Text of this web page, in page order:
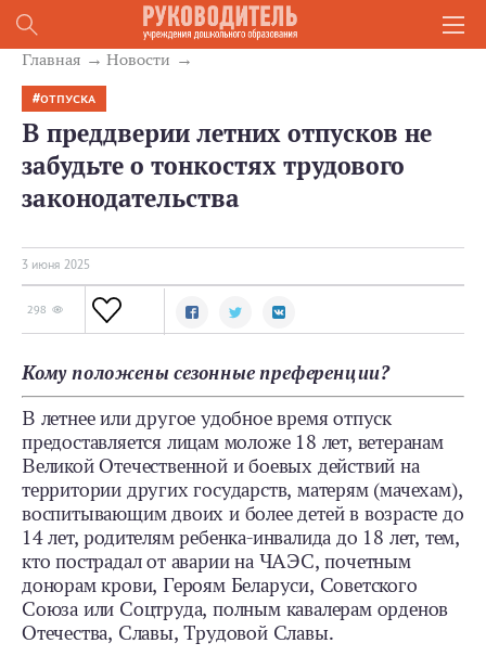
Главная Новости
ОТПУСКА
В преддверии летних отпусков не
забудьте о тонкостях трудового
законодательства
3 июня 2025
298
Кому положены сезонные преференции?
В летнее или другое удобное время отпуск
предоставляется лицам моложе 18 лет, ветеранам
Великой Отечественной и боевых действий на
территории других государств, матерям (мачехам),
воспитывающим двоих и более детей в возрасте до
14 лет, родителям ребенка-инвалида до 18 лет, тем,
кто пострадал от аварии на ЧАЭС, почетным
донорам крови, Героям Беларуси, Советского
Союза или Соцтруда, полным кавалерам орденов
Отечества, Славы, Трудовой Славы.